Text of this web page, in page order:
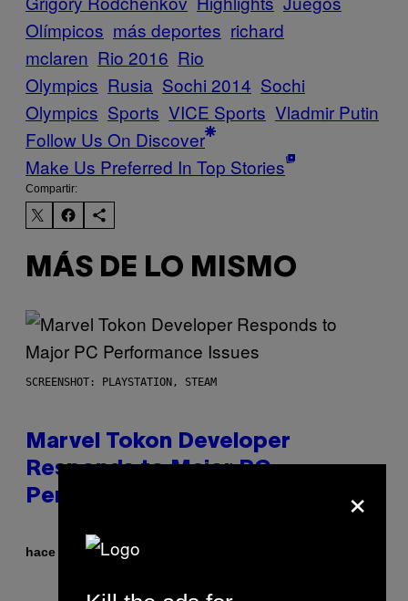
Olímpicos más deportes richard
mclaren Rio 2016 Rio
Olympics Rusia Sochi 2014 Sochi
Olympics Sports VICE Sports Vladmir Putin
Follow Us On Discover
Make Us Preferred In Top Stories
Compartir:
MÁS DE LO MISMO
SCREENSHOT: PLAYSTATION, STEAM
Marvel Tokon Developer
Responds to Major PC
Performance Issues
hace 21 minutosPor
×